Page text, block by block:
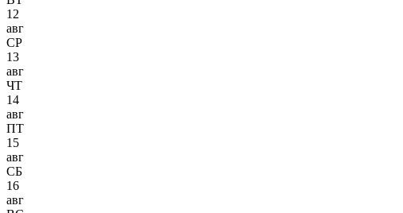
12
авг
СР
13
авг
ЧТ
14
авг
ПТ
15
авг
СБ
16
авг